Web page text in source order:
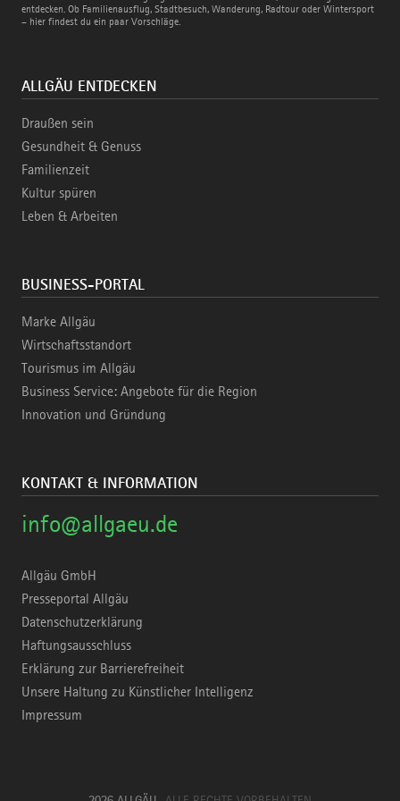
entdecken. Ob Familienausflug, Stadtbesuch, Wanderung, Radtour oder Wintersport
– hier findest du ein paar Vorschläge.
Bahn
ALLGÄU ENTDECKEN
Draußen sein
Gesundheit & Genuss
Familienzeit
Kultur spüren
Leben & Arbeiten
BUSINESS-PORTAL
Marke Allgäu
Wirtschaftsstandort
Tourismus im Allgäu
Business Service: Angebote für die Region
Innovation und Gründung
KONTAKT & INFORMATION
info@allgaeu.de
Allgäu GmbH
Presseportal Allgäu
Datenschutzerklärung
Haftungsausschluss
Erklärung zur Barrierefreiheit
Unsere Haltung zu Künstlicher Intelligenz
Impressum